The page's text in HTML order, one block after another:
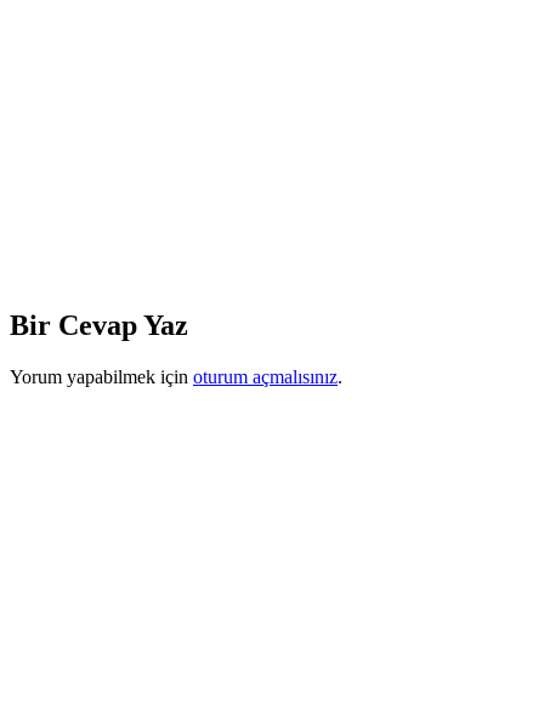
Bir Cevap Yaz
Yorum yapabilmek için oturum açmalısınız.